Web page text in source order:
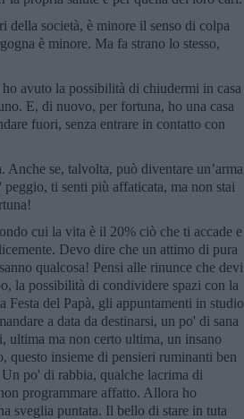
della società, è minore il senso di colpa
è minore. Ma fa strano lo stesso,
avuto la possibilità di chiudermi in casa
E, di nuovo, per fortuna, ho una casa
fuori, senza entrare in contatto con
se, talvolta, può diventare un’arma
ti senti più affaticata, ma non stai
cui la vita è il 20% ciò che ti accade e
Devo dire che un attimo di pura
qualcosa! Pensi alle rinunce che devi
la possibilità di condividere spazi con la
del Papà, gli appuntamenti in studio
a data da destinarsi, un po' di sana
ultima ma non certo ultima, un insano
questo insieme di pensieri ruminanti ben
po' di rabbia, qualche lacrima di
programmare affatto. Allora ho
sveglia puntata. Il bello di stare in tuta